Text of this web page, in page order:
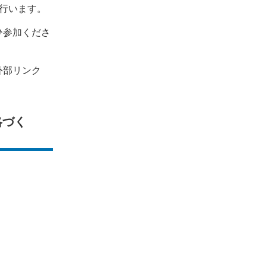
います。
加くださ
部リンク
く